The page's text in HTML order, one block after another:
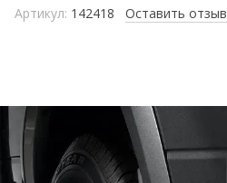
Артикул: 142418 Оставить отзыв